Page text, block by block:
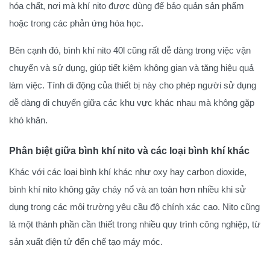
hóa chất, nơi mà khí nito được dùng để bảo quản sản phẩm
hoặc trong các phản ứng hóa học.
Bên cạnh đó, bình khí nito 40l cũng rất dễ dàng trong việc vận
chuyển và sử dụng, giúp tiết kiệm không gian và tăng hiệu quả
làm việc. Tính di động của thiết bị này cho phép người sử dụng
dễ dàng di chuyển giữa các khu vực khác nhau mà không gặp
khó khăn.
Phân biệt giữa bình khí nito và các loại bình khí khác
Khác với các loại bình khí khác như oxy hay carbon dioxide,
bình khí nito không gây cháy nổ và an toàn hơn nhiều khi sử
dụng trong các môi trường yêu cầu độ chính xác cao. Nito cũng
là một thành phần cần thiết trong nhiều quy trình công nghiệp, từ
sản xuất điện tử đến chế tạo máy móc.